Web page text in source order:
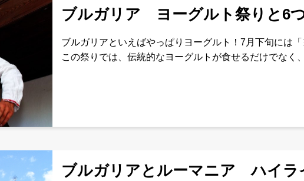
ブルガリア ヨーグルト祭りと6
ブルガリアといえばやっぱりヨーグルト！7月下旬には
この祭りでは、伝統的なヨーグルトが食せるだけでなく
ブルガリアとルーマニア ハイ